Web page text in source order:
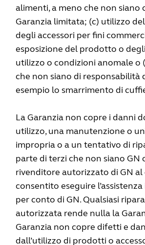
alimenti, a meno che non siano
Garanzia limitata; (c) utilizzo
degli accessori per fini
esposizione del prodotto o
utilizzo o condizioni anomale o
che non siano di responsabilità
esempio lo smarrimento di
La Garanzia non copre i danni
utilizzo, una manutenzione o
impropria o a un tentativo di
parte di terzi che non siano GN
rivenditore autorizzato di GN al
consentito eseguire
per conto di GN. Qualsiasi
autorizzata rende nulla la
Garanzia non copre difetti e
dall’utilizzo di prodotti o